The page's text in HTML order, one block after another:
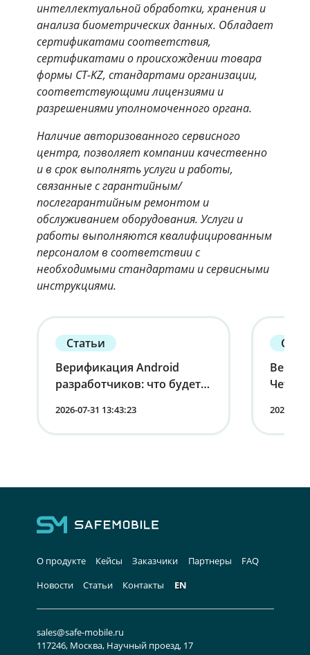
интеллектуальной обработки, хранения и
анализа биометрических данных. Обладает
сертификатами соответствия,
сертификатами о происхождении товара
формы CT-KZ, стандартами организации,
соответствующими лицензиями и
разрешениями уполномоченного органа.
Наличие авторизованного сервисного
центра, позволяет компании качественно
и в срок выполнять услуги и работы,
связанные с гарантийным/
послегарантийным ремонтом и
обслуживанием оборудования. Услуги и
работы выполняются квалифицированным
персоналом в соответствии с
необходимыми стандартами и сервисными
инструкциями.
Статьи
Верификация Android
разработчиков: что будет с
2026-07-31 13:43:23
лица
2026-07-
О продукте Кейсы Заказчики Партнеры
FAQ
Новости
Статьи Контакты EN
sales@safe-mobile.ru
117246, Москва, Научный проезд, 17